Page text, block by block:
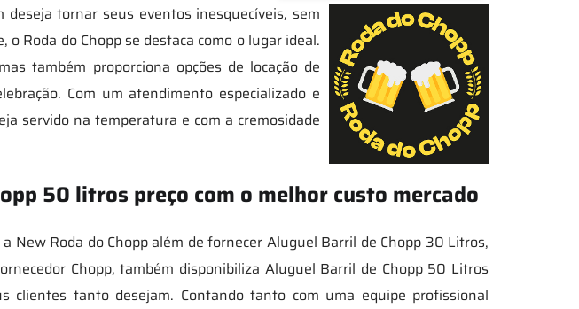
tornar seus eventos inesquecíveis, sem
Roda do Chopp se destaca como o lugar ideal.
também proporciona opções de locação de
Com um atendimento especializado e
servido na temperatura e com a cremosidade
50 litros preço com o melhor custo mercado
New Roda do Chopp além de fornecer Aluguel Barril de Chopp 30 Litros,
Chopp, também disponibiliza Aluguel Barril de Chopp 50 Litros
tanto desejam. Contando tanto com uma equipe profissional